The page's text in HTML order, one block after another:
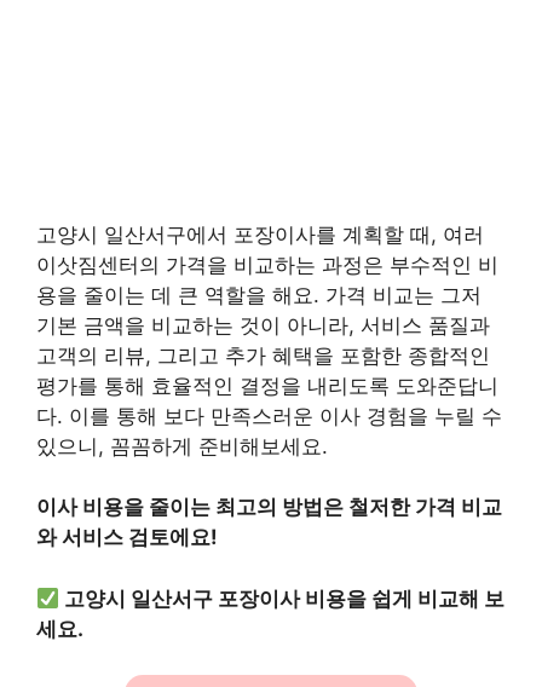
고양시 일산서구에서 포장이사를 계획할 때, 여러
이삿짐센터의 가격을 비교하는 과정은 부수적인 비
용을 줄이는 데 큰 역할을 해요. 가격 비교는 그저
기본 금액을 비교하는 것이 아니라, 서비스 품질과
고객의 리뷰, 그리고 추가 혜택을 포함한 종합적인
평가를 통해 효율적인 결정을 내리도록 도와준답니
다. 이를 통해 보다 만족스러운 이사 경험을 누릴 수
있으니, 꼼꼼하게 준비해보세요.
이사 비용을 줄이는 최고의 방법은 철저한 가격 비교
와 서비스 검토에요!
고양시 일산서구 포장이사 비용을 쉽게 비교해 보
세요.